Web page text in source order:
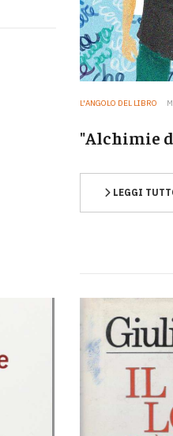
L'ANGOLO DEL LIBRO
"Alchimie
LEGGI